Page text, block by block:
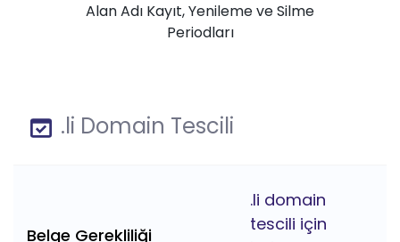
Alan Adı Kayıt, Yenileme ve Silme
Periodları
.li Domain Tescili
Belge Gerekliliği
.li domain
tescili için